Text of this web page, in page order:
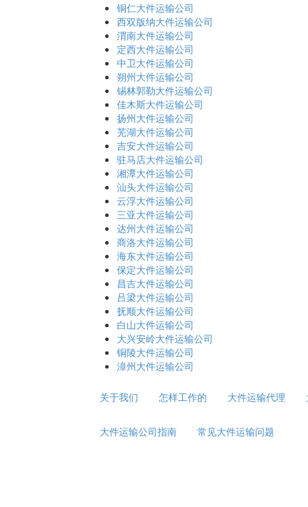
铜仁大件运输公司
西双版纳大件运输公司
渭南大件运输公司
定西大件运输公司
中卫大件运输公司
朔州大件运输公司
锡林郭勒大件运输公司
佳木斯大件运输公司
扬州大件运输公司
芜湖大件运输公司
吉安大件运输公司
驻马店大件运输公司
湘潭大件运输公司
汕头大件运输公司
云浮大件运输公司
三亚大件运输公司
达州大件运输公司
商洛大件运输公司
海东大件运输公司
保定大件运输公司
昌吉大件运输公司
吕梁大件运输公司
抚顺大件运输公司
白山大件运输公司
大兴安岭大件运输公司
铜陵大件运输公司
漳州大件运输公司
关于我们 怎样工作的 大件运输代理
大件运输公司指南 常见大件运输问题